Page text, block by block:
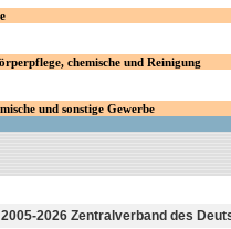
2005-2026 Zentralverband des